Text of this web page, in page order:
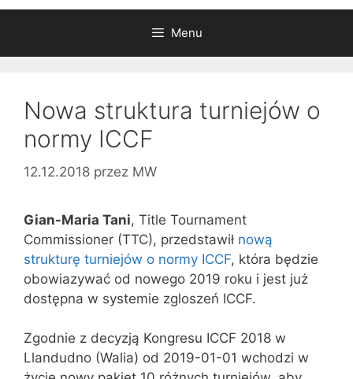
Menu
Nowa struktura turniejów o
normy ICCF
12.12.2018 przez MW
Gian-Maria Tani, Title Tournament
Commissioner (TTC), przedstawił nową
strukturę turniejów o normy ICCF, która będzie
obowiazywać od nowego 2019 roku i jest już
dostępna w systemie zgloszeń ICCF.
Zgodnie z decyzją Kongresu ICCF 2018 w
Llandudno (Walia) od 2019-01-01 wchodzi w